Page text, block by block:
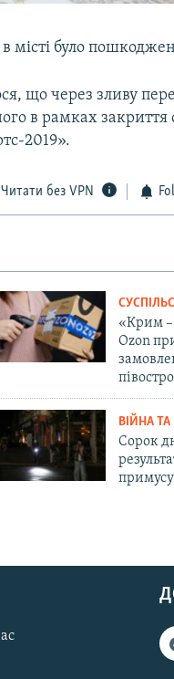
місті було
що через зливу
в рамках закриття
2019».
Читати без VPN
«Крим –
Ozon
ВІЙНА
Сорок
примусу